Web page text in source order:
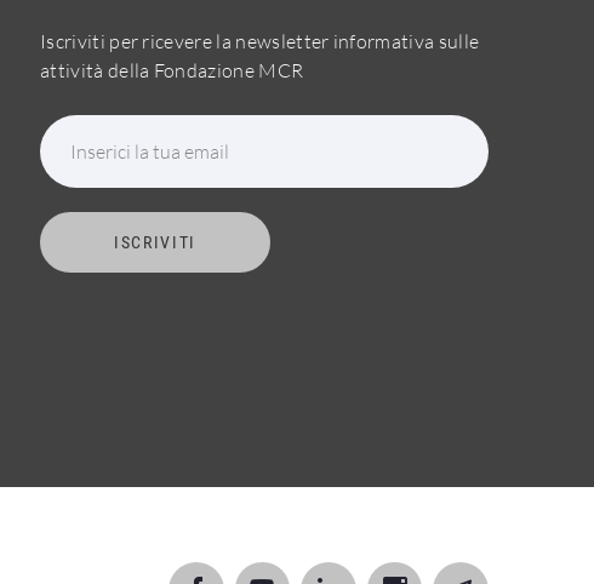
Iscriviti per ricevere la newsletter informativa sulle
attività della Fondazione MCR
Inserici la tua email
ISCRIVITI